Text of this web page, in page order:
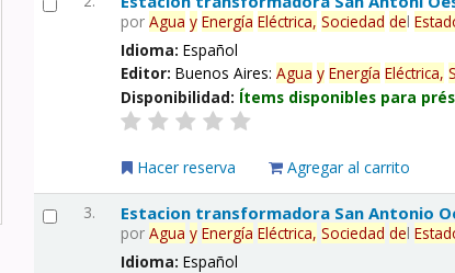
porAgua y Energía Eléctrica, Sociedad del
Idioma:Español
Editor:Buenos Aires:Agua y Energía Eléctrica,
Disponibilidad: Ítems disponibles para
Hacer reserva Agregar al carrito
3. Estacion transformadora San Antonio
porAgua y Energía Eléctrica, Sociedad del
Idioma:Español